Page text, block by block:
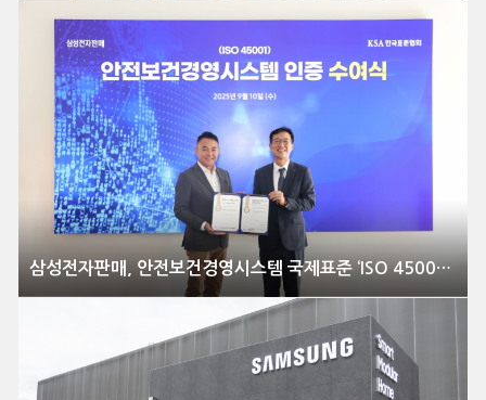
삼성전자판매, 안전보건경영시스템 국제표준 ‘ISO 45001’ 획득